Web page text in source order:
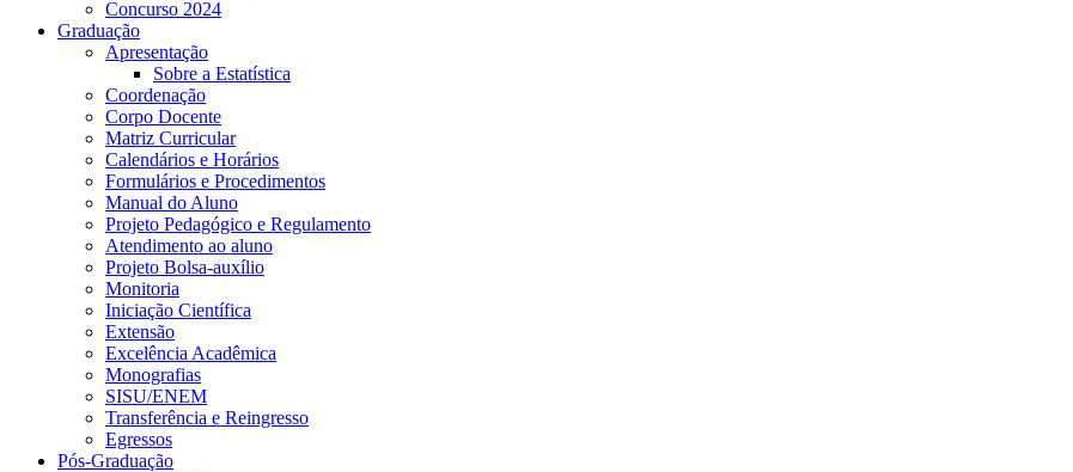
Concurso 2024
Graduação
Apresentação
Sobre a Estatística
Coordenação
Corpo Docente
Matriz Curricular
Calendários e Horários
Formulários e Procedimentos
Manual do Aluno
Projeto Pedagógico e Regulamento
Atendimento ao aluno
Projeto Bolsa-auxílio
Monitoria
Iniciação Científica
Extensão
Excelência Acadêmica
Monografias
SISU/ENEM
Transferência e Reingresso
Egressos
Pós-Graduação